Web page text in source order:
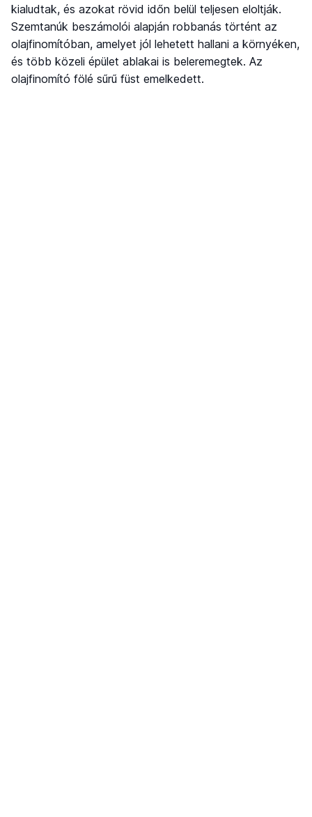
kialudtak, és azokat rövid időn belül teljesen eloltják.
Szemtanúk beszámolói alapján robbanás történt az
olajfinomítóban, amelyet jól lehetett hallani a környéken,
és több közeli épület ablakai is beleremegtek. Az
olajfinomító fölé sűrű füst emelkedett.